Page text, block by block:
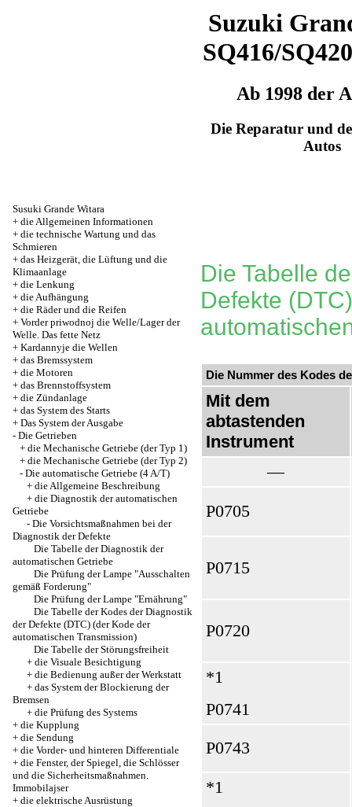
Suzuki
SQ416/
Ab 1998 der
Die Reparatur und
Autos
Susuki Grande Witara
+ die Allgemeinen Informationen
+ die technische Wartung und das
Schmieren
+ das Heizgerät, die Lüftung und die
Klimaanlage
+ die Lenkung
+ die Aufhängung
+ die Räder und die Reifen
+ Vorder priwodnoj die Welle/Lager der
Welle. Das fette Netz
+ Kardannyje die Wellen
+ das Bremssystem
+ die Motoren
+ das Brennstoffsystem
+ die Zündanlage
+ das System des Starts
+ Das System der Ausgabe
- Die Getrieben
+ die Mechanische Getriebe (der Typ 1)
+ die Mechanische Getriebe (der Typ 2)
- Die automatische Getriebe (4 A/T)
+ die Allgemeine Beschreibung
+ die Diagnostik der automatischen
Getriebe
- Die Vorsichtsmaßnahmen bei der
Diagnostik der Defekte
Die Tabelle der Diagnostik der
automatischen Getriebe
Die Prüfung der Lampe "Ausschalten
gemäß Forderung"
Die Prüfung der Lampe "Ernährung"
Die Tabelle der Kodes der Diagnostik
der Defekte (DTC) (der Kode der
automatischen Transmission)
Die Tabelle der Störungsfreiheit
+ die Visuale Besichtigung
+ die Bedienung außer der Werkstatt
+ das System der Blockierung der
Bremsen
+ die Prüfung des Systems
+ die Kupplung
+ die Sendung
+ die Vorder- und hinteren Differentiale
+ die Fenster, der Spiegel, die Schlösser
und die Sicherheitsmaßnahmen.
Immobilajser
+ die elektrische Ausrüstung
Die Tabelle
Defekte
Die Nummer des Kodes
Mit dem
abtastenden
Instrument
—
Р0705
Р0715
Р0720
*1
Р0741
Р0743
*1